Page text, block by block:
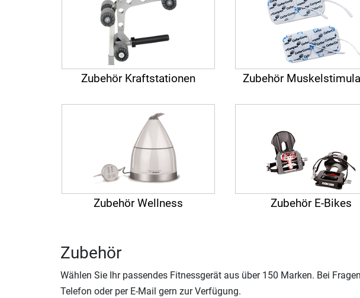
Zubehör Kraftstationen Zubehör
Zubehör Wellness Zubehör E-Bikes
Zubehör
Wählen Sie Ihr passendes Fitnessgerät aus über 150 Marken. Bei
Telefon oder per E-Mail gern zur Verfügung.